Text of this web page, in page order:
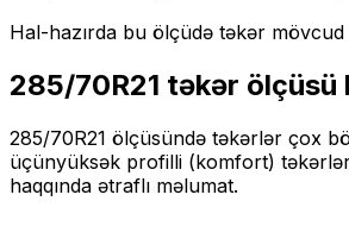
Hal-hazırda bu ölçüdə təkər mövcud
285/70R21 təkər ölçüsü
285/70R21 ölçüsündə təkərlər çox
üçünyüksək profilli (komfort)
haqqında ətraflı məlumat.